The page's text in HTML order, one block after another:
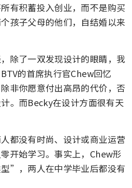
有积蓄投入创业，而不是购买
孩子父母的他们，自结婚以来
除了一双发现设计的眼睛，我
的首席执行官Chew回忆
非你愿意付出高昂的代价，否
。而Becky在设计方面很有天
都没有时尚、设计或商业运营
开始学习。事实上，Chew形
”，两人在中学毕业后都没有